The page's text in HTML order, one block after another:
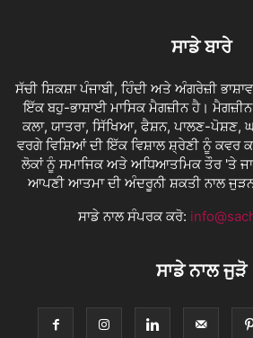
ਸਾਡੇ ਬਾਰੇ
ਸੱਚੀ ਸ਼ਿਕਸ਼ਾ ਪੰਜਾਬੀ, ਹਿੰਦੀ ਅਤੇ ਅੰਗਰੇਜ਼ੀ
ਇੱਕ ਬਹੁ-ਭਾਸ਼ਾਈ ਮਾਸਿਕ ਮੈਗਜ਼ੀਨ ਹੈ।
ਕਲਾ, ਯਾਤਰਾ, ਸਿੱਖਿਆ, ਫੈਸ਼ਨ, ਪਾਲਣ-ਪੋਸ਼ਣ,
ਵਰਗੇ ਵਿਸ਼ਿਆਂ ਦੀ ਇੱਕ ਵਿਸ਼ਾਲ ਸ਼੍ਰੇਣੀ ਨੂੰ ਕਵਰ
ਲੋਕਾਂ ਨੂੰ ਸਮਾਜਿਕ ਅਤੇ ਅਧਿਆਤਮਿਕ ਤੌਰ 'ਤੇ
ਆਪਣੀ ਆਤਮਾ ਦੀ ਅੰਦਰੂਨੀ ਸ਼ਕਤੀ ਨਾਲ
ਸਾਡੇ ਨਾਲ ਸੰਪਰਕ ਕਰੋ:
ਸਾਡੇ ਨਾਲ ਜੁੜੋ